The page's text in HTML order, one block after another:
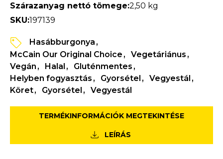
Szárazanyag nettó tömege:2,50 kg
SKU:197139
Hasábburgonya
McCain Our Original Choice
Vegetáriánus
Vegán
Halal
Gluténmentes
Helyben fogyasztás
Gyorsétel
Vegyestál
Köret
Gyorsétel Vegyestál
TERMÉKINFORMÁCIÓK MEGTEKINTÉSE
LEÍRÁS